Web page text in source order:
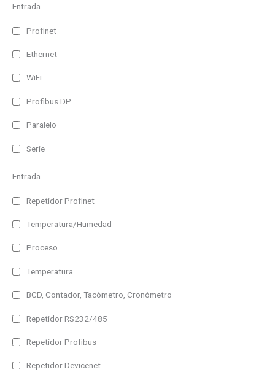
Entrada
Profinet
Ethernet
WiFi
Profibus DP
Paralelo
Serie
Entrada
Repetidor Profinet
Temperatura/Humedad
Proceso
Temperatura
BCD, Contador, Tacómetro, Cronómetro
Repetidor RS232/485
Repetidor Profibus
Repetidor Devicenet